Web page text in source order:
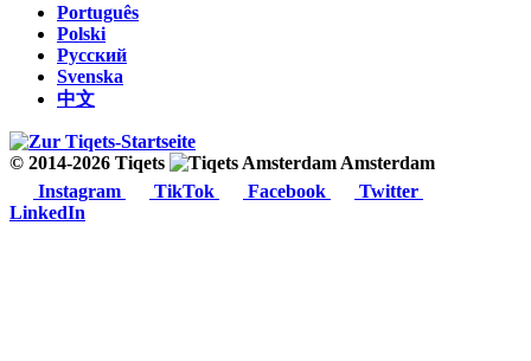
Português
Polski
Русский
Svenska
中文
© 2014-2026 Tiqets
Amsterdam
Instagram
TikTok Facebook
Twitter
LinkedIn